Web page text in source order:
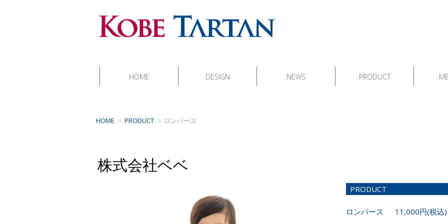
HOME DESIGN NEWS PRODUCT
HOME PRODUCT ロンパース
株式会社ベベ
PRODUCT
ロンパース 11,000円(税込)